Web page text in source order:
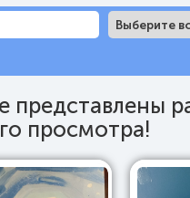
представлены
просмотра!